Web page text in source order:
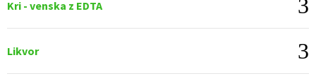
Kri - venska z EDTA
Likvor